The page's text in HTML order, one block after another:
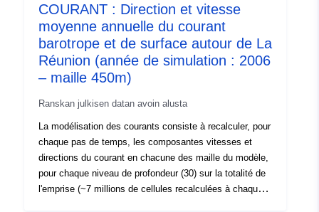
_gesellschaft/bevoelkerung/bevoelkerungsstand _und
_veraenderung/bevoelkerung _zu _jahr-
_quarviertelanfang/index.html) - näin ollen myös
resursseihin sisältyvää väestöä päivitetään takautuvasti
tulevaisuudessa.
COURANT : Direction et vitesse
moyenne annuelle du courant
barotrope et de surface autour de La
Réunion (année de simulation : 2006
– maille 450m)
Ranskan julkisen datan avoin alusta
La modélisation des courants consiste à recalculer, pour
chaque pas de temps, les composantes vitesses et
directions du courant en chacune des maille du modèle,
pour chaque niveau de profondeur (30) sur la totalité de
l'emprise (~7 millions de cellules recalculées à chaque